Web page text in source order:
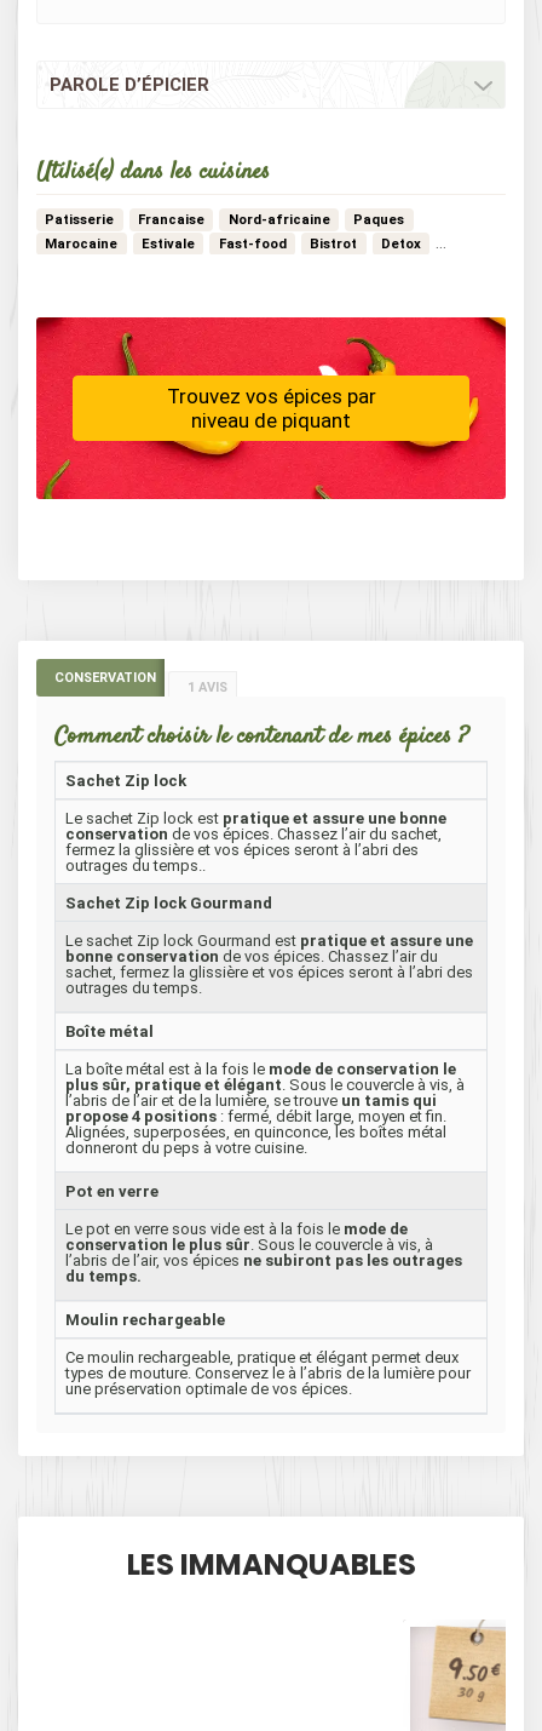
PAROLE D’ÉPICIER
Utilisé(e) dans les cuisines
Patisserie Francaise Nord-africaine
Paques
Marocaine
Estivale Fast-food Bistrot
Detox
Trouvez vos épices par
niveau de piquant
CONSERVATION
1 AVIS
Comment choisir le contenant de mes épices ?
Sachet Zip lock
Le sachet Zip lock est pratique et assure une bonne
conservation de vos épices. Chassez l’air du sachet,
fermez la glissière et vos épices seront à l’abri des
outrages du temps..
Sachet Zip lock Gourmand
Le sachet Zip lock Gourmand est pratique et assure une
bonne conservation de vos épices. Chassez l’air du
sachet, fermez la glissière et vos épices seront à l’abri des
outrages du temps.
Boîte métal
La boîte métal est à la fois le mode de conservation le
plus sûr, pratique et élégant. Sous le couvercle à vis, à
l’abris de l’air et de la lumière, se trouve un tamis qui
propose 4 positions : fermé, débit large, moyen et fin.
Alignées, superposées, en quinconce, les boîtes métal
donneront du peps à votre cuisine.
Pot en verre
Le pot en verre sous vide est à la fois le mode de
conservation le plus sûr. Sous le couvercle à vis, à
l’abris de l’air, vos épices ne subiront pas les outrages
du temps.
Moulin rechargeable
Ce moulin rechargeable, pratique et élégant permet deux
types de mouture. Conservez le à l’abris de la lumière pour
une préservation optimale de vos épices.
LES IMMANQUABLES
9.50€
30 g